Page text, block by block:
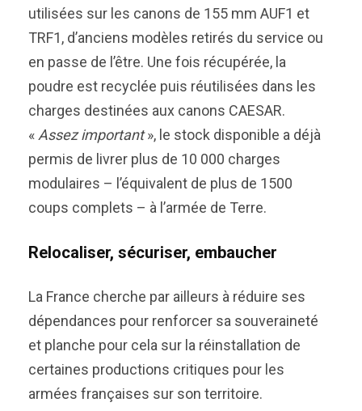
utilisées sur les canons de 155 mm AUF1 et
TRF1, d’anciens modèles retirés du service ou
en passe de l’être. Une fois récupérée, la
poudre est recyclée puis réutilisées dans les
charges destinées aux canons CAESAR.
« Assez important», le stock disponible a déjà
permis de livrer plus de 10 000 charges
modulaires – l’équivalent de plus de 1500
coups complets – à l’armée de Terre.
Relocaliser, sécuriser, embaucher
La France cherche par ailleurs à réduire ses
dépendances pour renforcer sa souveraineté
et planche pour cela sur la réinstallation de
certaines productions critiques pour les
armées françaises sur son territoire.